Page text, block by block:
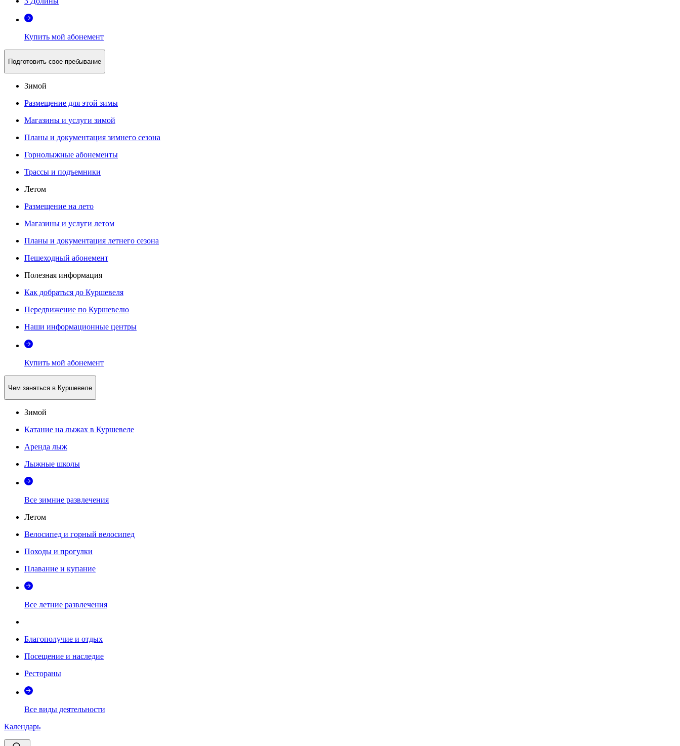
Купить мой абонемент
Подготовить свое пребывание
Зимой
Размещение для этой зимы
Магазины и услуги зимой
Планы и документация зимнего сезона
Горнолыжные абонементы
Трассы и подъемники
Летом
Размещение на лето
Магазины и услуги летом
Планы и документация летнего сезона
Пешеходный абонемент
Полезная информация
Как добраться до Куршевеля
Передвижение по Куршевелю
Наши информационные центры
Купить мой абонемент
Чем заняться в Куршевеле
Зимой
Катание на лыжах в Куршевеле
Аренда лыж
Лыжные школы
Все зимние развлечения
Летом
Велосипед и горный велосипед
Походы и прогулки
Плавание и купание
Все летние развлечения
Благополучие и отдых
Посещение и наследие
Рестораны
Все виды деятельности
Календарь